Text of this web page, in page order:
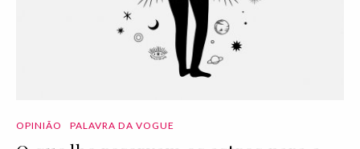
OPINIÃO PALAVRA DA VOGUE